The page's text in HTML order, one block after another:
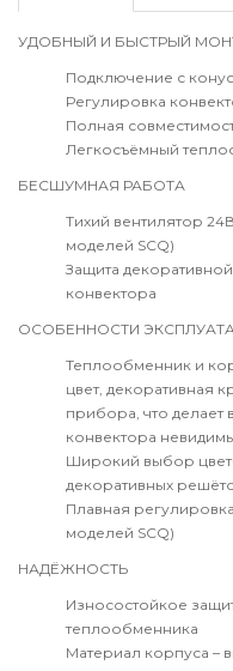
УДОБНЫЙ И БЫСТРЫЙ
Подключение с
Регулировка
Полная
Легкосъёмный
БЕСШУМНАЯ РАБОТА
Тихий вентилятор
моделей SCQ)
Защита
конвектора
ОСОБЕННОСТИ
Теплообменник и
цвет, декоративная
прибора, что делает
конвектора
Широкий выбор
декоративных
Плавная
моделей SCQ)
НАДЁЖНОСТЬ
Износостойкое
теплообменника
Материал корпуса –